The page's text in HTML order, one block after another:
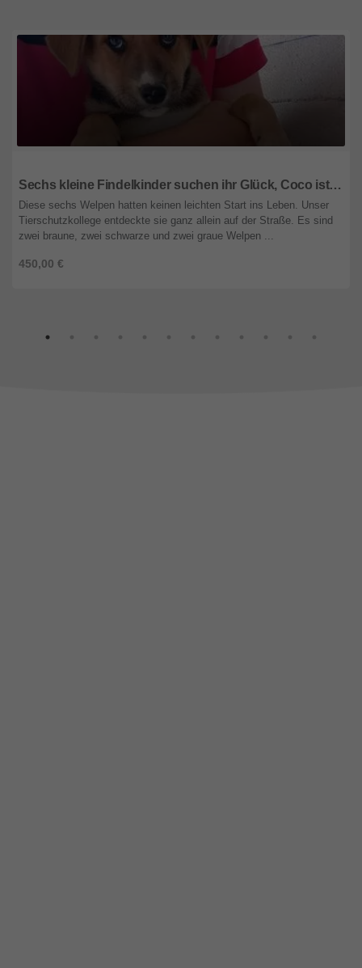
Sechs kleine Findelkinder suchen ihr Glück, Coco ist eine davon
450,00 €
Diese sechs Welpen hatten keinen leichten Start ins Leben. Unser
Tierschutzkollege entdeckte sie ganz allein auf der Straße. Es sind
zwei braune, zwei schwarze und zwei graue Welpen ...